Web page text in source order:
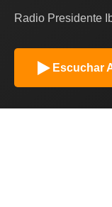
Radio Presidente
Escuchar